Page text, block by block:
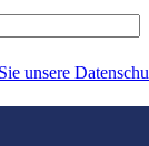
unsere